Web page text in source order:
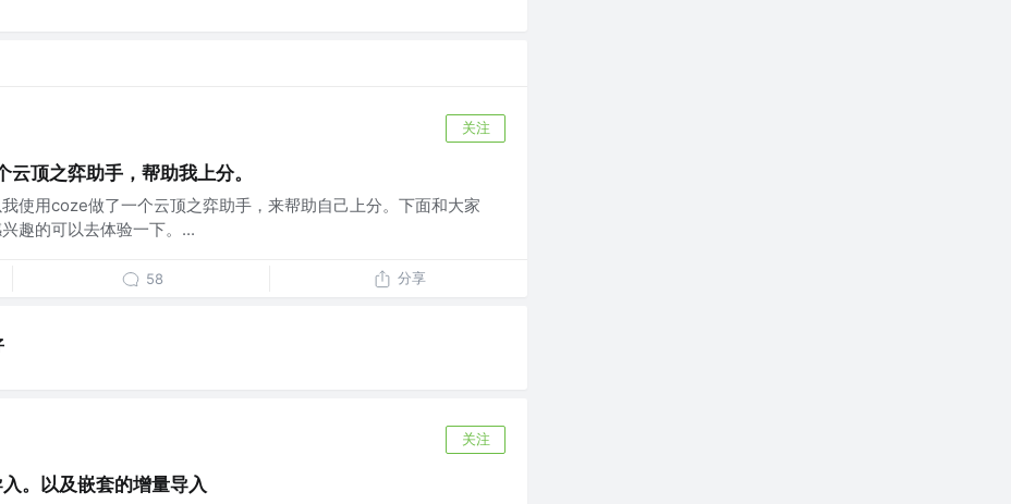
关注
顶之弈助手，帮助我上分。
使用coze做了一个云顶之弈助手，来帮助自己上分。下面和大家
趣的可以去体验一下。...
58 分享
关注
。以及嵌套的增量导入